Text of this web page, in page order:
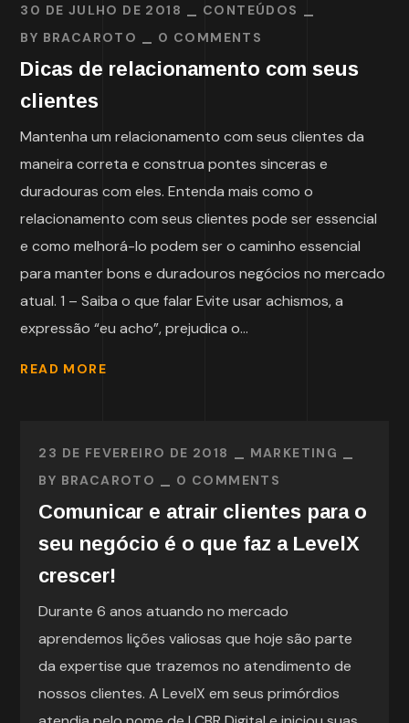
30 DE JULHO DE 2018
CONTEÚDOS
BY BRACAROTO 0 COMMENTS
Dicas de relacionamento com seus
clientes
Mantenha um relacionamento com seus clientes da
maneira correta e construa pontes sinceras e
duradouras com eles. Entenda mais como o
relacionamento com seus clientes pode ser essencial
e como melhorá-lo podem ser o caminho essencial
para manter bons e duradouros negócios no mercado
atual. 1 – Saiba o que falar Evite usar achismos, a
expressão “eu acho”, prejudica o...
READ MORE
23 DE FEVEREIRO DE 2018
MARKETING
BY BRACAROTO 0 COMMENTS
Comunicar e atrair clientes para o
seu negócio é o que faz a LevelX
crescer!
Durante 6 anos atuando no mercado
aprendemos lições valiosas que hoje são parte
da expertise que trazemos no atendimento de
nossos clientes. A LevelX em seus primórdios